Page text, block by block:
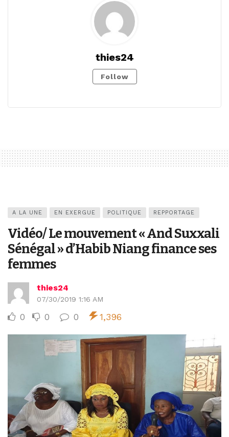
thies24
Follow
A LA UNE EN EXERGUE POLITIQUE REPPORTAGE
Vidéo/ Le mouvement « And Suxxali
Sénégal » d’Habib Niang finance ses
femmes
thies24
07/30/2019 1:16 AM
0 0 0 1,396